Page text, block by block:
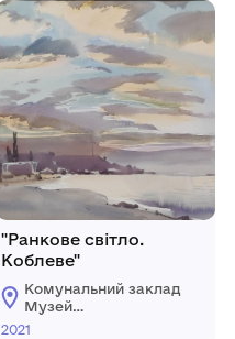
м.Чорноморськ
"Ранкове світло.
Коблеве"
Комунальний заклад
Музей
образотворчих
2021